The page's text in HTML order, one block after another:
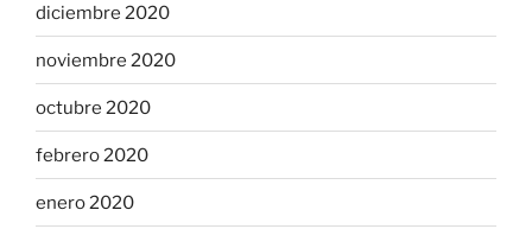
diciembre 2020
noviembre 2020
octubre 2020
febrero 2020
enero 2020